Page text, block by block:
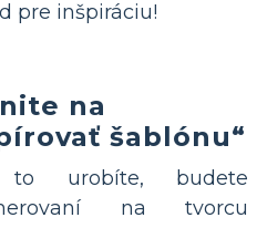
pre inšpiráciu!
na
šablónu“
to urobíte, budete
na tvorcu